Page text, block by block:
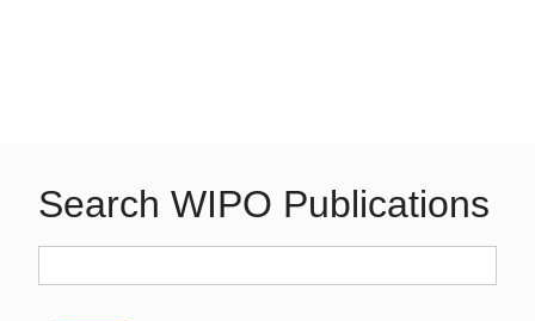
Search WIPO Publications